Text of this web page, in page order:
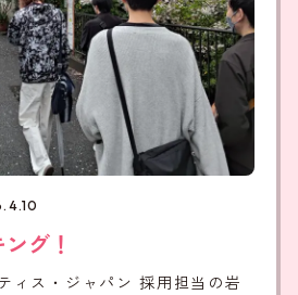
グ！
ィス・ジャパン 採用担当の岩